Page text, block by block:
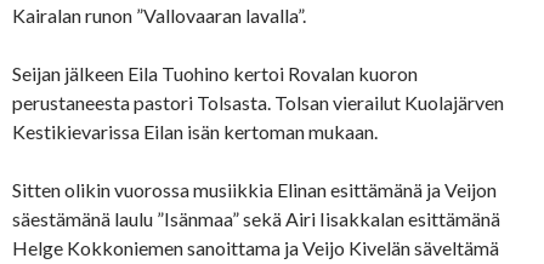
Kairalan runon ”Vallovaaran lavalla”.
Seijan jälkeen Eila Tuohino kertoi Rovalan kuoron
perustaneesta pastori Tolsasta. Tolsan vierailut Kuolajärven
Kestikievarissa Eilan isän kertoman mukaan.
Sitten olikin vuorossa musiikkia Elinan esittämänä ja Veijon
säestämänä laulu ”Isänmaa” sekä Airi Iisakkalan esittämänä
Helge Kokkoniemen sanoittama ja Veijo Kivelän säveltämä